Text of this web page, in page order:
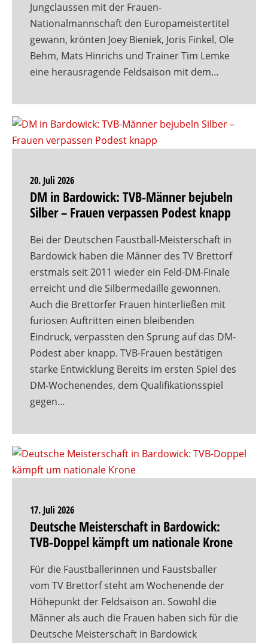
Jungclaussen mit der Frauen-
Nationalmannschaft den Europameistertitel
gewann, krönten Joey Bieniek, Joris Finkel, Ole
Behm, Mats Hinrichs und Trainer Tim Lemke
eine herausragende Feldsaison mit dem…
20. Juli 2026
DM in Bardowick: TVB-Männer bejubeln
Silber – Frauen verpassen Podest knapp
Bei der Deutschen Faustball-Meisterschaft in
Bardowick haben die Männer des TV Brettorf
erstmals seit 2011 wieder ein Feld-DM-Finale
erreicht und die Silbermedaille gewonnen.
Auch die Brettorfer Frauen hinterließen mit
furiosen Auftritten einen bleibenden
Eindruck, verpassten den Sprung auf das DM-
Podest aber knapp. TVB-Frauen bestätigen
starke Entwicklung Bereits im ersten Spiel des
DM-Wochenendes, dem Qualifikationsspiel
gegen…
17. Juli 2026
Deutsche Meisterschaft in Bardowick:
TVB-Doppel kämpft um nationale Krone
Für die Faustballerinnen und Faustsballer
vom TV Brettorf steht am Wochenende der
Höhepunkt der Feldsaison an. Sowohl die
Männer als auch die Frauen haben sich für die
Deutsche Meisterschaft in Bardowick